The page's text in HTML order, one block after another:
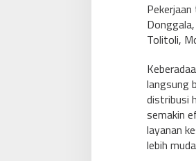
Tolitoli,
langsung
distribusi
semakin
layanan
lebih